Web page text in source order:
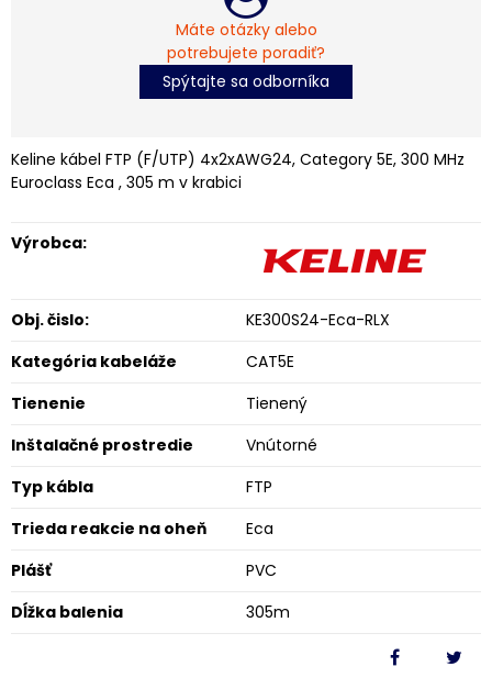
Máte otázky alebo
potrebujete poradiť?
Spýtajte sa odborníka
Keline kábel FTP (F/UTP) 4x2xAWG24, Category 5E, 300 MHz
Euroclass Eca , 305 m v krabici
Výrobca:
Obj. čislo:
KE300S24-Eca-RLX
Kategória kabeláže
CAT5E
Tienenie
Tienený
Inštalačné prostredie
Vnútorné
Typ kábla
FTP
Trieda reakcie na oheň
Eca
Plášť
PVC
Dĺžka balenia
305m